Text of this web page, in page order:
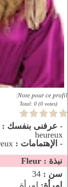
Note pour ce profil:
Total: 0 (0 votes)
- عرفنى بنفسك :
heureux
- الإهتمامات :
نبذة : Fleur
سن :